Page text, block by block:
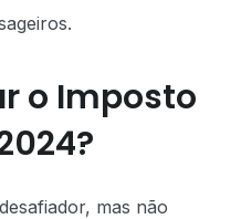
o Imposto
mas não